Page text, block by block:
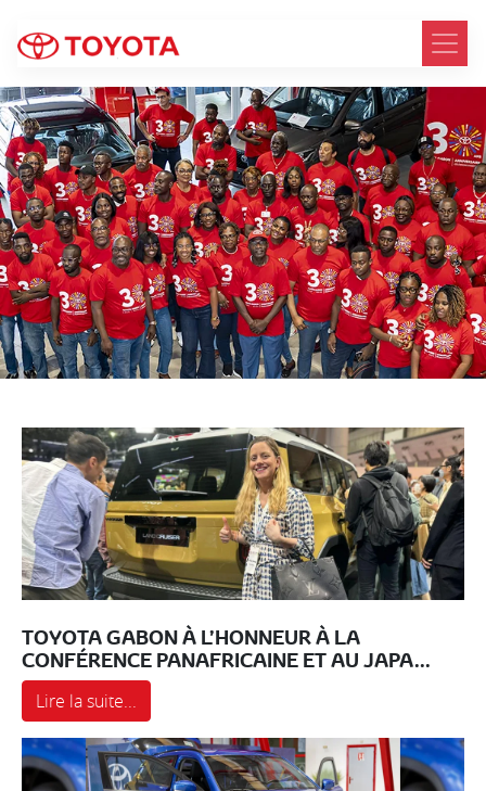
TOYOTA GABON À L’HONNEUR À LA
CONFÉRENCE PANAFRICAINE ET AU JAPA...
Lire la suite...